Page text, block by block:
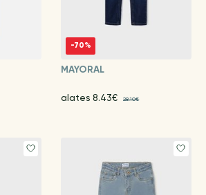
-70%
MAYORAL
alates 8.43€ 28.10€